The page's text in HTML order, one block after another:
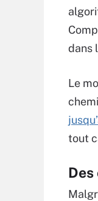
dans
Le
tout